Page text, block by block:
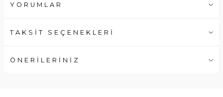
YORUMLAR
TAKSİT SEÇENEKLERİ
ÖNERİLERİNİZ